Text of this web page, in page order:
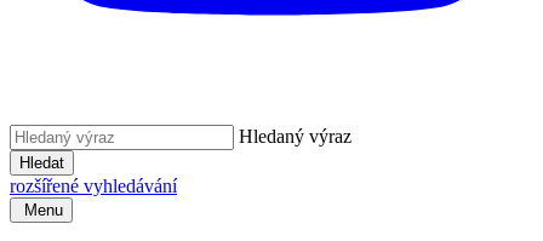
Hledaný výraz
Hledat
rozšířené vyhledávání
Menu